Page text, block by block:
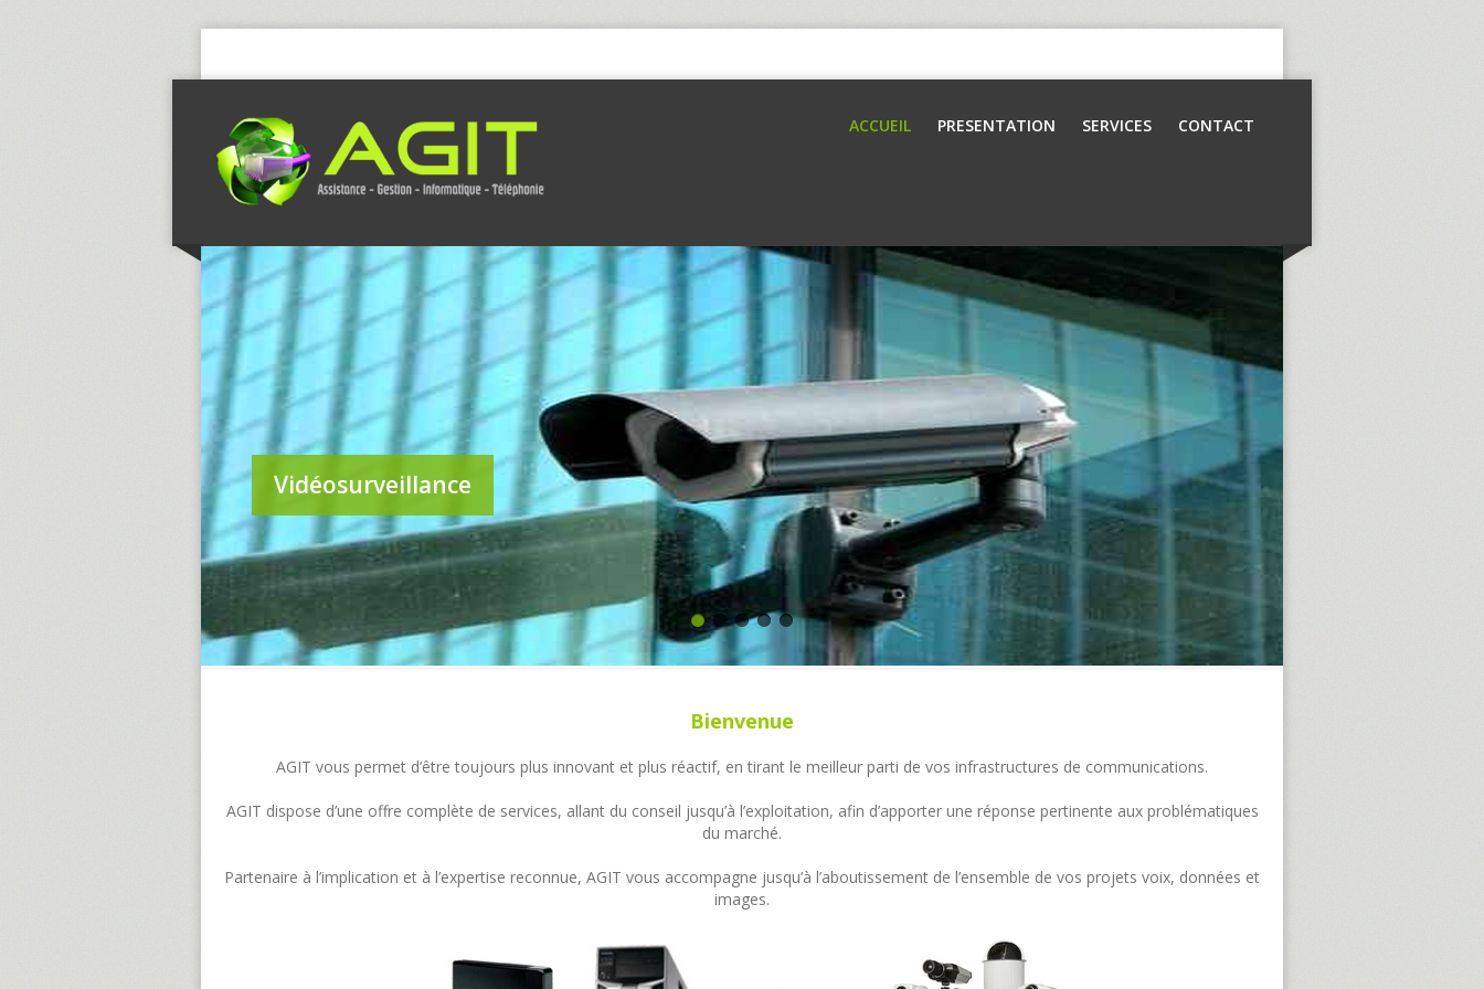
ACCUEIL PRESENTATION SERVICES CONTACT
Vidéosurveillance
Bienvenue
AGIT vous permet d’être toujours plus innovant et plus réactif, en tirant le meilleur parti de vos infrastructures de communications.
AGIT dispose d’une offre complète de services, allant du conseil jusqu’à l’exploitation, afin d’apporter une réponse pertinente aux problématiques
du marché.
Partenaire à l’implication et à l’expertise reconnue, AGIT vous accompagne jusqu’à l’aboutissement de l’ensemble de vos projets voix, données et
images.